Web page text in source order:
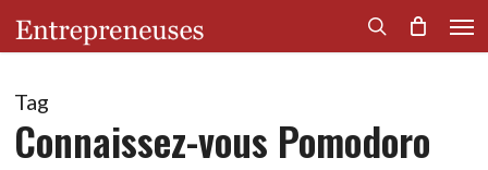
content
search
Tag
Connaissez-vous Pomodoro